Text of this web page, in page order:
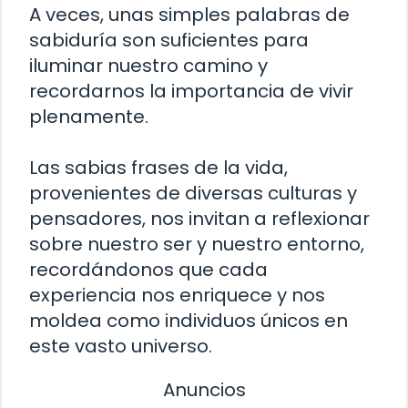
A veces, unas simples palabras de
sabiduría son suficientes para
iluminar nuestro camino y
recordarnos la importancia de vivir
plenamente.
Las sabias frases de la vida,
provenientes de diversas culturas y
pensadores, nos invitan a reflexionar
sobre nuestro ser y nuestro entorno,
recordándonos que cada
experiencia nos enriquece y nos
moldea como individuos únicos en
este vasto universo.
Anuncios